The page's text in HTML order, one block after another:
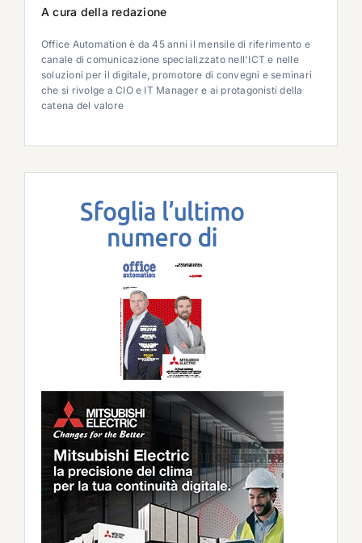
A cura della redazione
Office Automation è da 45 anni il mensile di riferimento e
canale di comunicazione specializzato nell'ICT e nelle
soluzioni per il digitale, promotore di convegni e seminari
che si rivolge a CIO e IT Manager e ai protagonisti della
catena del valore